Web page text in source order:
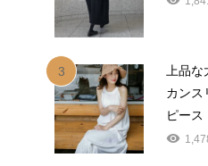
3
上品な
カンス
ピース